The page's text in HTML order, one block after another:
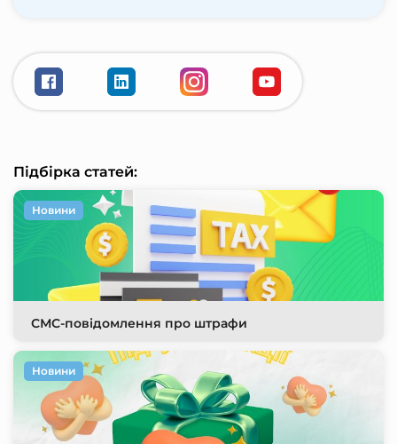
Підбірка статей:
СМС-повідомлення про штрафи
Новини
Новини